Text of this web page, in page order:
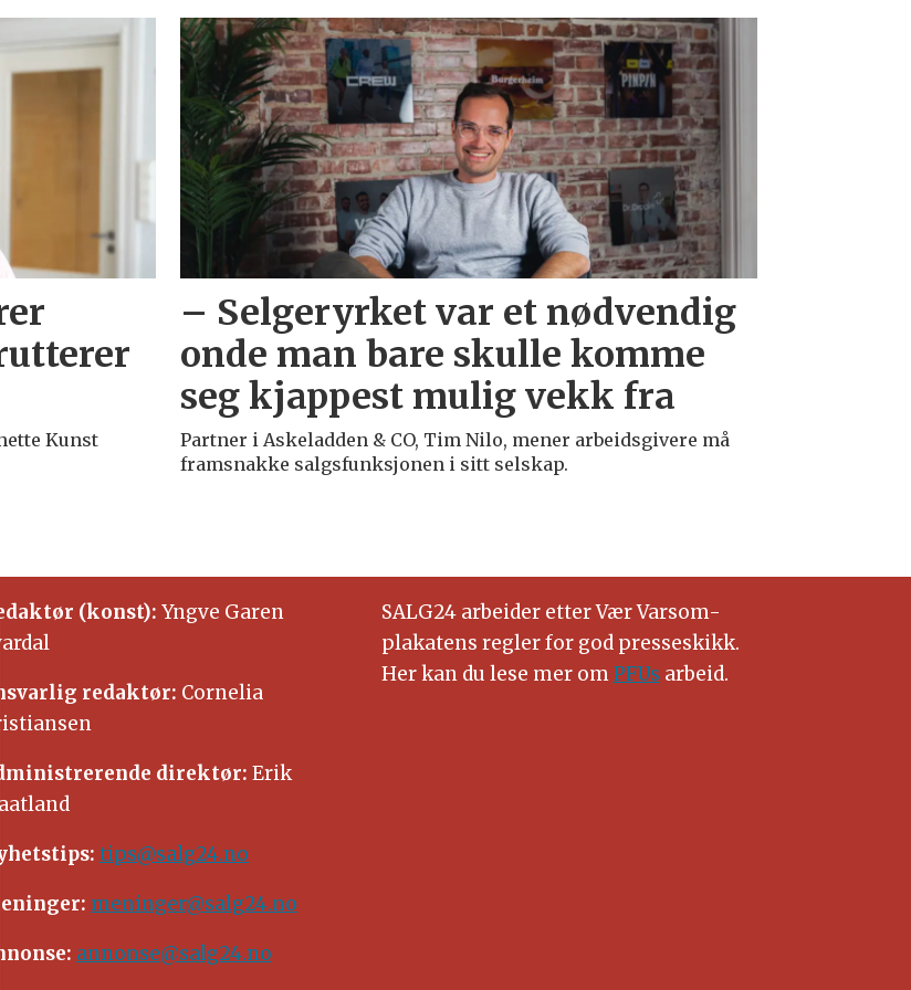
Kunst
– Selgeryrket var et nødvendig
onde man bare skulle komme
seg kjappest mulig vekk fra
Partner i Askeladden & CO, Tim Nilo, mener arbeidsgivere må
framsnakke salgsfunksjonen i sitt selskap.
(konst): Yngve Garen
redaktør: Cornelia
direktør: Erik
tips@salg24.no
meninger@salg24.no
annonse@salg24.no
SALG24 arbeider etter Vær Varsom-
plakatens regler for god presseskikk.
Her kan du lese mer omPFUs arbeid.